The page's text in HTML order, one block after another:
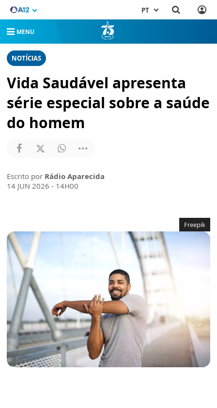
PT
MENU
NOTÍCIAS
Vida Saudável apresenta
série especial sobre a saúde
do homem
Escrito por Rádio Aparecida
14 JUN 2026 - 14H00
Freepik